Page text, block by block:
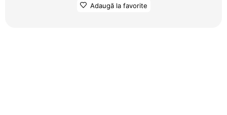
Adaugă la favorite